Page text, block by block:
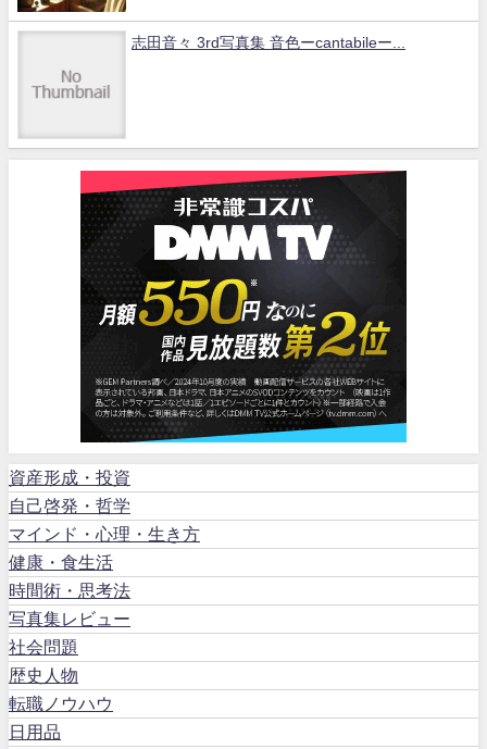
志田音々 3rd写真集 音色ーcantabileー...
資産形成・投資
自己啓発・哲学
マインド・心理・生き方
健康・食生活
時間術・思考法
写真集レビュー
社会問題
歴史人物
転職ノウハウ
日用品